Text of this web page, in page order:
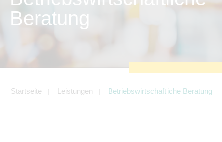
Beratung
Startseite Leistungen Betriebswirtschaftliche Beratung
Tracking- und Targeting-Cookies
Angebotes einschließlich der
Angeboten von z.B. Facebook und
LinkedIn.